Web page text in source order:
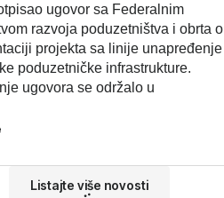
ugovor sa Federalnim
razvoja poduzetništva i obrta o
projekta sa linije unapređenje
poduzetničke infrastrukture.
ugovora se održalo u
Listajte više novosti